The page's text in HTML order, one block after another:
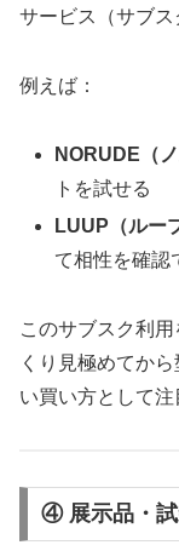
サービス（サブス
例えば：
NORUDE（ノ
トを試せる
LUUP（ルー
て相性を確認
このサブスク利
くり見極めてか
い買い方として注
④ 展示品・試